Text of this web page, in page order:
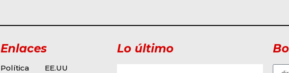
Enlaces
Política
EE.UU
Lo último